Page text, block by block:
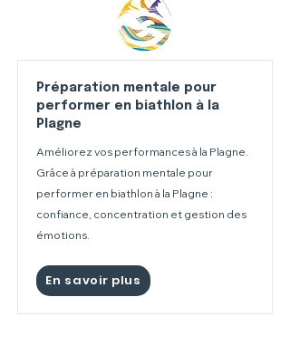
Préparation mentale pour
performer en biathlon à la
Plagne
Améliorez vos performances à la Plagne.
Grâce à préparation mentale pour
performer en biathlon à la Plagne :
confiance, concentration et gestion des
émotions.
En savoir plus